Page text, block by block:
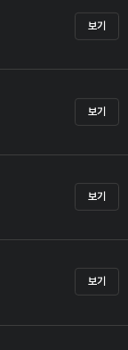
보기
보기
보기
보기